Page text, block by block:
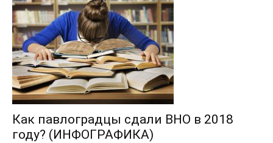
Как павлоградцы сдали ВНО в 2018
году? (ИНФОГРАФИКА)